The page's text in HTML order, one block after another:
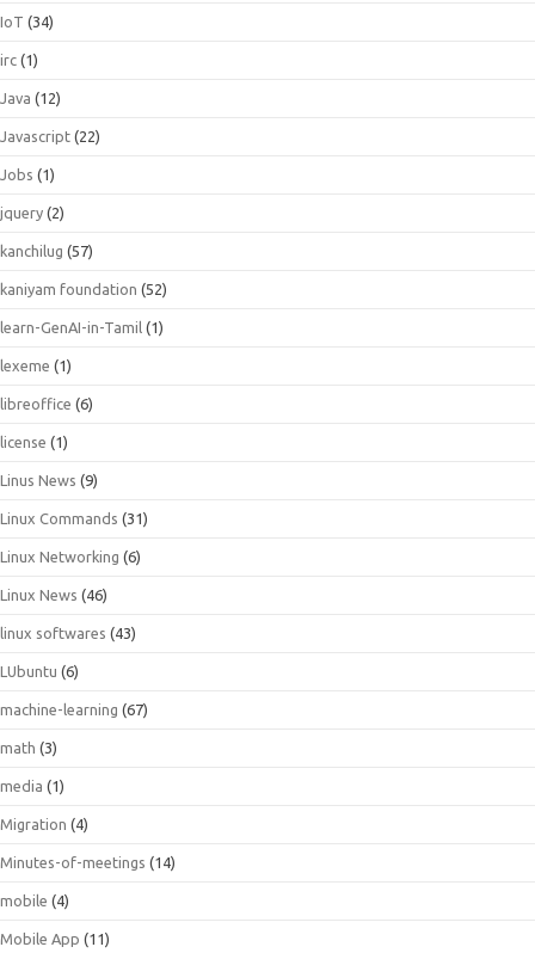
IoT (34)
irc (1)
Java (12)
Javascript (22)
Jobs (1)
jquery (2)
kanchilug (57)
kaniyam foundation (52)
learn-GenAI-in-Tamil (1)
lexeme (1)
libreoffice (6)
license (1)
Linus News (9)
Linux Commands (31)
Linux Networking (6)
Linux News (46)
linux softwares (43)
LUbuntu (6)
machine-learning (67)
math (3)
media (1)
Migration (4)
Minutes-of-meetings (14)
mobile (4)
Mobile App (11)